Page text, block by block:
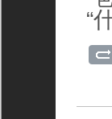
“